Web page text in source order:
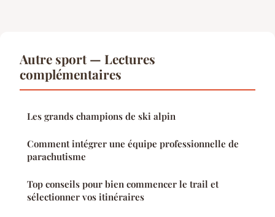
Autre sport — Lectures
complémentaires
Les grands champions de ski alpin
Comment intégrer une équipe professionnelle de
parachutisme
Top conseils pour bien commencer le trail et
sélectionner vos itinéraires